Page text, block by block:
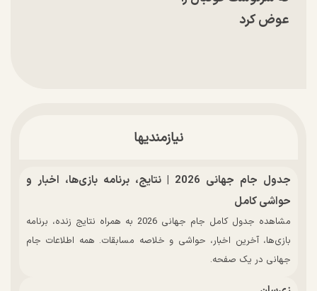
عوض کرد
نیازمندیها
جدول جام جهانی 2026 | نتایج، برنامه بازی‌ها، اخبار و
حواشی کامل
مشاهده جدول کامل جام جهانی 2026 به همراه نتایج زنده، برنامه
بازی‌ها، آخرین اخبار، حواشی و خلاصه مسابقات. همه اطلاعات جام
جهانی در یک صفحه.